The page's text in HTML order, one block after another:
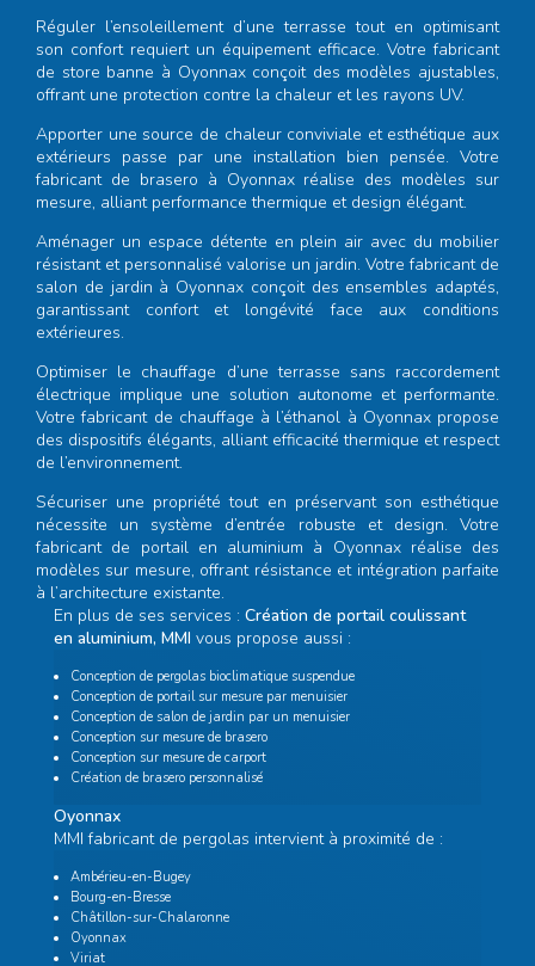
Réguler l’ensoleillement d’une terrasse tout en optimisant
son confort requiert un équipement efficace. Votrefabricant
de store banne à Oyonnaxconçoit des modèles ajustables,
offrant une protection contre la chaleur et les rayons UV.
Apporter une source de chaleur conviviale et esthétique aux
extérieurs passe par une installation bien pensée. Votre
fabricant de brasero à Oyonnaxréalise des modèles sur
mesure, alliant performance thermique et design élégant.
Aménager un espace détente en plein air avec du mobilier
résistant et personnalisé valorise un jardin. Votrefabricant de
salon de jardin à Oyonnax conçoit des ensembles adaptés,
garantissant confort et longévité face aux conditions
extérieures.
Optimiser le chauffage d’une terrasse sans raccordement
électrique implique une solution autonome et performante.
Votrefabricant de chauffage à l’éthanol à Oyonnaxpropose
des dispositifs élégants, alliant efficacité thermique et respect
de l’environnement.
Sécuriser une propriété tout en préservant son esthétique
nécessite un système d’entrée robuste et design. Votre
fabricant de portail en aluminium à Oyonnaxréalise des
modèles sur mesure, offrant résistance et intégration parfaite
à l’architecture existante.
En plus de ses services : Création de portail coulissant
en aluminium, MMI vous propose aussi :
Conception de pergolas bioclimatique suspendue
Conception de portail sur mesure par menuisier
Conception de salon de jardin par un menuisier
Conception sur mesure de brasero
Conception sur mesure de carport
Création de brasero personnalisé
Oyonnax
MMI fabricant de pergolas intervient à proximité de :
Ambérieu-en-Bugey
Bourg-en-Bresse
Châtillon-sur-Chalaronne
Oyonnax
Viriat